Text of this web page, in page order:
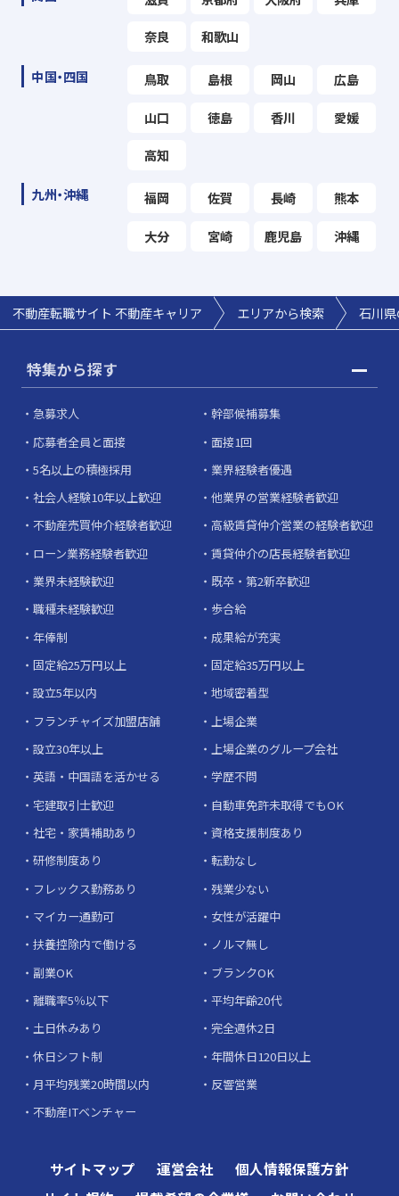
奈良 和歌山
中国・四国 鳥取 島根 岡山 広島
山口 徳島 香川 愛媛
高知
九州・沖縄 福岡 佐賀 長崎 熊本
大分 宮崎 鹿児島 沖縄
不動産転職サイト 不動産キャリア エリアから検索 石川
特集から探す
急募求人
幹部候補募集
応募者全員と面接
面接1回
5名以上の積極採用
業界経験者優遇
社会人経験10年以上歓迎
他業界の営業経験者歓迎
不動産売買仲介経験者歓迎
高級賃貸仲介営業の経験者歓迎
ローン業務経験者歓迎
賃貸仲介の店長経験者歓迎
業界未経験歓迎
既卒・第2新卒歓迎
職種未経験歓迎
歩合給
年俸制
成果給が充実
固定給25万円以上
固定給35万円以上
設立5年以内
地域密着型
フランチャイズ加盟店舗
上場企業
設立30年以上
上場企業のグループ会社
英語・中国語を活かせる
学歴不問
宅建取引士歓迎
自動車免許未取得でもOK
社宅・家賃補助あり
資格支援制度あり
研修制度あり
転勤なし
フレックス勤務あり
残業少ない
マイカー通勤可
女性が活躍中
扶養控除内で働ける
ノルマ無し
副業OK
ブランクOK
離職率5％以下
平均年齢20代
土日休みあり
完全週休2日
休日シフト制
年間休日120日以上
月平均残業20時間以内
反響営業
不動産ITベンチャー
サイトマップ 運営会社
個人情報保護方針